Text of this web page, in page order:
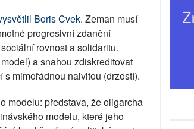
Boris Cvek. Zeman musí
progresivní zdanění
rovnost a solidaritu.
a snahou zdiskreditovat
mimořádnou naivitou (drzostí).
modelu: představa, že oligarcha
modelu, které jeho